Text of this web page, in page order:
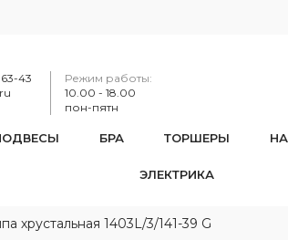
43
Режим работы:
10.00 - 18.00
пон-пятн
БРА ТОРШЕРЫ
ЭЛЕКТРИКА
хрустальная 1403L/3/141-39 G